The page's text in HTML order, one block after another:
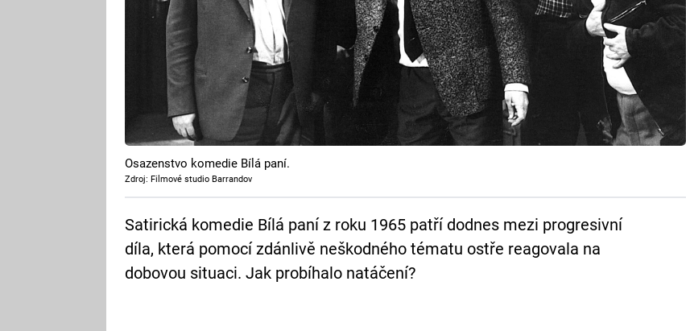
Osazenstvo komedie Bílá paní.
Zdroj: Filmové studio Barrandov
Satirická komedie Bílá paní z roku 1965 patří dodnes mezi progresivní
díla, která pomocí zdánlivě neškodného tématu ostře reagovala na
dobovou situaci. Jak probíhalo natáčení?